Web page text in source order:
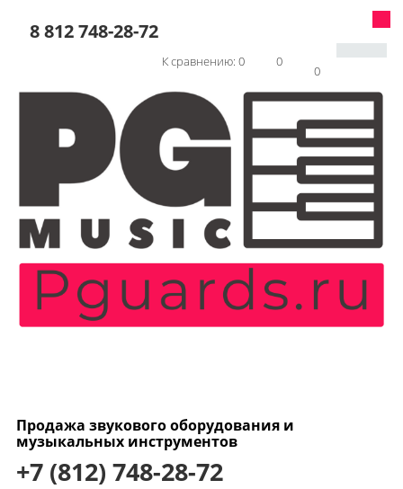
8 812 748-28-72
0
0
К сравнению: 0
Продажа звукового оборудования и
музыкальных инструментов
+7 (812) 748-28-72